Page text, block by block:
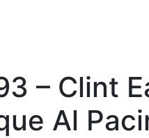
– Clint
Al